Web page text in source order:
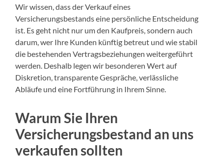
Wir wissen, dass der Verkauf eines
Versicherungsbestands eine persönliche Entscheidung
ist. Es geht nicht nur um den Kaufpreis, sondern auch
darum, wer Ihre Kunden künftig betreut und wie stabil
die bestehenden Vertragsbeziehungen weitergeführt
werden. Deshalb legen wir besonderen Wert auf
Diskretion, transparente Gespräche, verlässliche
Abläufe und eine Fortführung in Ihrem Sinne.
Warum Sie Ihren
Versicherungsbestand an uns
verkaufen sollten